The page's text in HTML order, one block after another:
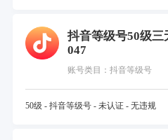
抖音等级号50级三
047
账号类目：抖音等级号
50级 - 抖音等级号 - 未认证 - 无违规